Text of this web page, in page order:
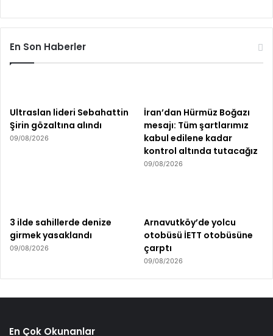
En Son Haberler
Ultraslan lideri Sebahattin
Şirin gözaltına alındı
09/08/2026
İran’dan Hürmüz Boğazı
mesajı: Tüm şartlarımız
kabul edilene kadar
kontrol altında tutacağız
09/08/2026
3 ilde sahillerde denize
girmek yasaklandı
09/08/2026
Arnavutköy’de yolcu
otobüsü İETT otobüsüne
çarptı
09/08/2026
En Çok Okunanlar